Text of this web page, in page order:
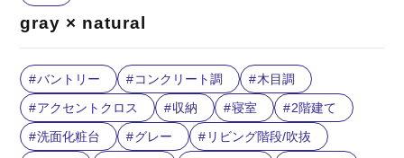
gray × natural
バントリー コンクリート調
木目調
アクセントクロス
収納 寝室
2階建て
洗面化粧台
グレー
リビング階段/吹抜